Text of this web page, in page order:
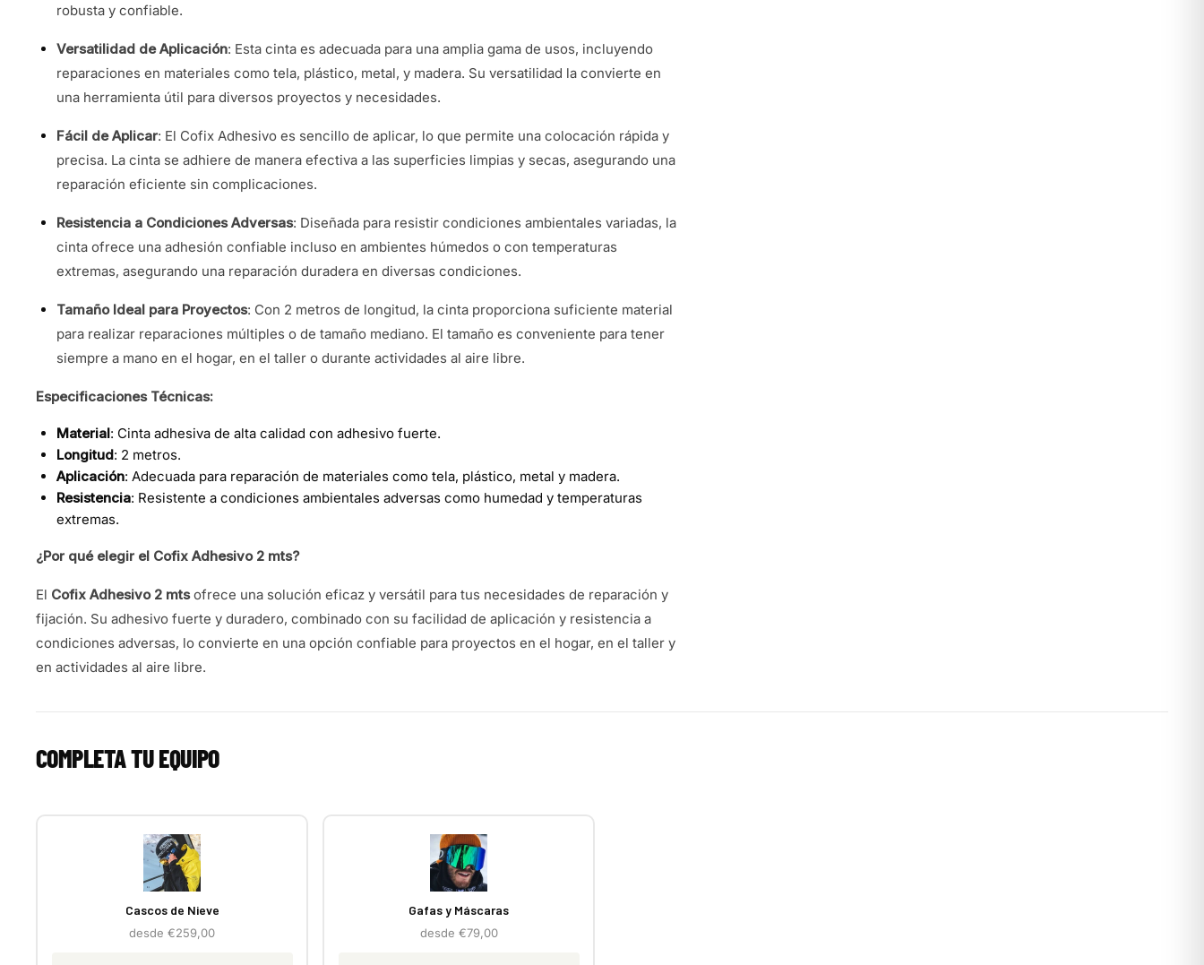
robusta y confiable.
Versatilidad de Aplicación: Esta cinta es adecuada para una amplia gama de usos, incluyendo
reparaciones en materiales como tela, plástico, metal, y madera. Su versatilidad la convierte en
una herramienta útil para diversos proyectos y necesidades.
Fácil de Aplicar: El Cofix Adhesivo es sencillo de aplicar, lo que permite una colocación rápida y
precisa. La cinta se adhiere de manera efectiva a las superficies limpias y secas, asegurando una
reparación eficiente sin complicaciones.
Resistencia a Condiciones Adversas: Diseñada para resistir condiciones ambientales variadas, la
cinta ofrece una adhesión confiable incluso en ambientes húmedos o con temperaturas
extremas, asegurando una reparación duradera en diversas condiciones.
Tamaño Ideal para Proyectos: Con 2 metros de longitud, la cinta proporciona suficiente material
para realizar reparaciones múltiples o de tamaño mediano. El tamaño es conveniente para tener
siempre a mano en el hogar, en el taller o durante actividades al aire libre.
Especificaciones Técnicas:
Material: Cinta adhesiva de alta calidad con adhesivo fuerte.
Longitud: 2 metros.
Aplicación: Adecuada para reparación de materiales como tela, plástico, metal y madera.
Resistencia: Resistente a condiciones ambientales adversas como humedad y temperaturas
extremas.
¿Por qué elegir el Cofix Adhesivo 2 mts?
El Cofix Adhesivo 2 mtsofrece una solución eficaz y versátil para tus necesidades de reparación y
fijación. Su adhesivo fuerte y duradero, combinado con su facilidad de aplicación y resistencia a
condiciones adversas, lo convierte en una opción confiable para proyectos en el hogar, en el taller y
en actividades al aire libre.
COMPLETA TU EQUIPO
Cascos de Nieve
desde €259,00
Gafas y Máscaras
desde €79,00